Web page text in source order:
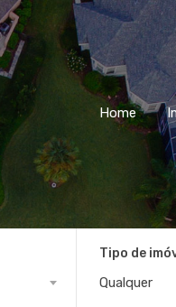
Home
Tipo de
Qualquer